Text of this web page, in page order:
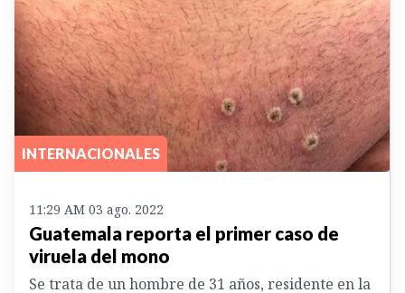
INTERNACIONALES
11:29 AM 03 ago. 2022
Guatemala reporta el primer caso de
viruela del mono
Se trata de un hombre de 31 años, residente en la